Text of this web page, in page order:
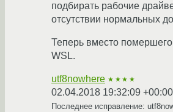
подбирать рабочие
отсутствии нормальных
Теперь вместо
WSL.
utf8nowhere ★★★★
02.04.2018 19:32:09 +00:00
Последнее исправление: